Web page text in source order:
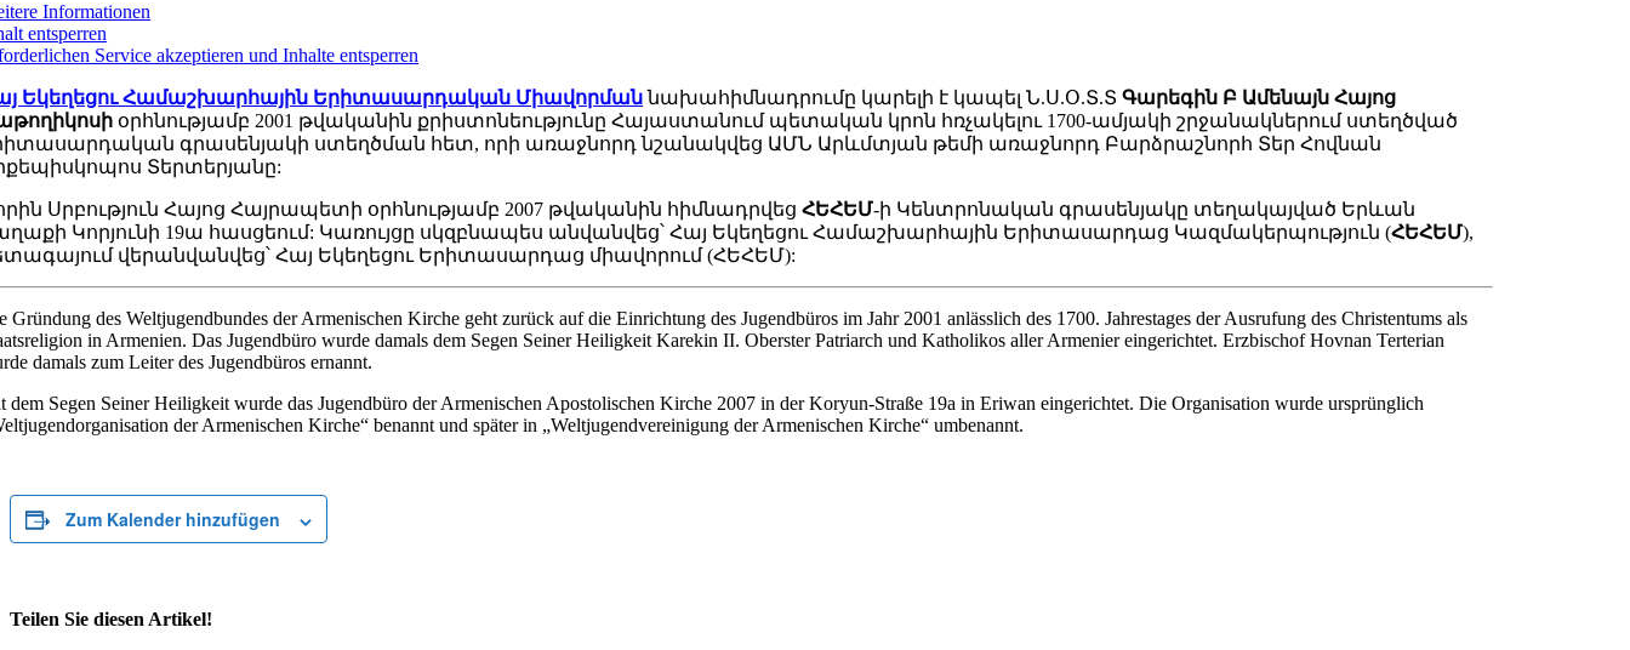
Informationen
entsperren
Service akzeptieren und Inhalte entsperren
Եկեղեցու Համաշխարհային Երիտասարդական Միավորմաննախահիմնադրումը կարելի է կապել Ն.Ս.Օ.Տ.ՏԳարեգին Բ Ամենայն Հայոց
օրհնությամբ 2001 թվականին քրիստոնեությունը Հայաստանում պետական կրոն հռչակելու 1700-ամյակի շրջանակներում ստեղծված
գրասենյակի ստեղծման հետ, որի առաջնորդ նշանակվեց ԱՄՆ Արևմտյան թեմի առաջնորդ Բարձրաշնորհ Տեր Հովնան
Տերտերյանը:
Սրբություն Հայոց Հայրապետի օրհնությամբ 2007 թվականին հիմնադրվեցՀԵՀԵՄ-ի Կենտրոնական գրասենյակը տեղակայված Երևան
Կորյունի 19ա հասցեում: Կառույցը սկզբնապես անվանվեց՝ Հայ Եկեղեցու Համաշխարհային Երիտասարդաց Կազմակերպություն (ՀԵՀԵՄ),
վերանվանվեց՝ Հայ Եկեղեցու Երիտասարդաց միավորում (ՀԵՀԵՄ):
Gründung des Weltjugendbundes der Armenischen Kirche geht zurück auf die Einrichtung des Jugendbüros im Jahr 2001 anlässlich des 1700. Jahrestages der Ausrufung des Christentums als
in Armenien. Das Jugendbüro wurde damals dem Segen Seiner Heiligkeit Karekin II. Oberster Patriarch und Katholikos aller Armenier eingerichtet. Erzbischof Hovnan Terterian
damals zum Leiter des Jugendbüros ernannt.
dem Segen Seiner Heiligkeit wurde das Jugendbüro der Armenischen Apostolischen Kirche 2007 in der Koryun-Straße 19a in Eriwan eingerichtet. Die Organisation wurde ursprünglich
der Armenischen Kirche“ benannt und später in „Weltjugendvereinigung der Armenischen Kirche“ umbenannt.
Zum Kalender hinzufügen
Teilen Sie diesen Artikel!